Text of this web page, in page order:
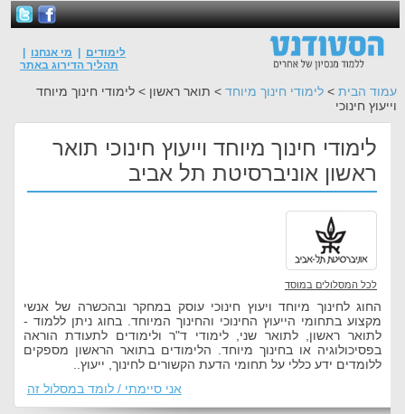
לימודים מי אנחנו
תהליך הדירוג באתר
עמוד הבית > לימודי חינוך מיוחד > תואר ראשון > לימודי חינוך מיוחד
וייעוץ חינוכי
לימודי חינוך מיוחד וייעוץ חינוכי תואר
ראשון אוניברסיטת תל אביב
לכל המסלולים במוסד
החוג לחינוך מיוחד ויעוץ חינוכי עוסק במחקר ובהכשרה של אנשי
מקצוע בתחומי הייעוץ החינוכי והחינוך המיוחד. בחוג ניתן ללמוד -
לתואר ראשון, לתואר שני, לימודי ד"ר ולימודים לתעודת הוראה
בפסיכולוגיה או בחינוך מיוחד. הלימודים בתואר הראשון מספקים
ללומדים ידע כללי על תחומי הדעת הקשורים לחינוך, ייעוץ..
אני סיימתי / לומד במסלול זה